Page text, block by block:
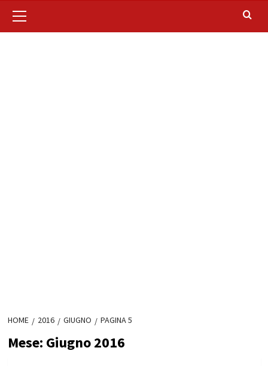
principale
HOME 2016 GIUGNO PAGINA 5
Mese: Giugno 2016